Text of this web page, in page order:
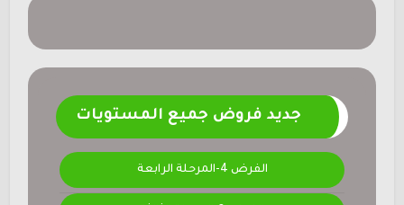
جديد فروض جميع المستويات
الفرض 4-المرحلة الرابعة